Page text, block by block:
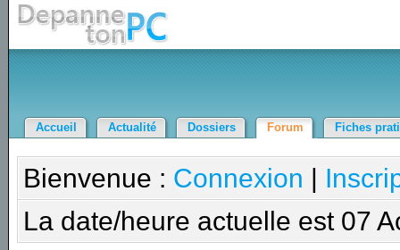
Accueil Actualité Dossiers Forum Fiches
Bienvenue : Connexion |
La date/heure actuelle est 07